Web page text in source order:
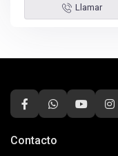
Llamar
Contacto